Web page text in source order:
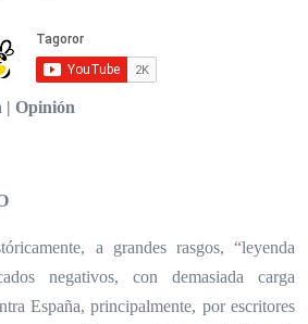
| Opinión
a grandes rasgos, “leyenda
negativos, con demasiada carga
España, principalmente, por escritores